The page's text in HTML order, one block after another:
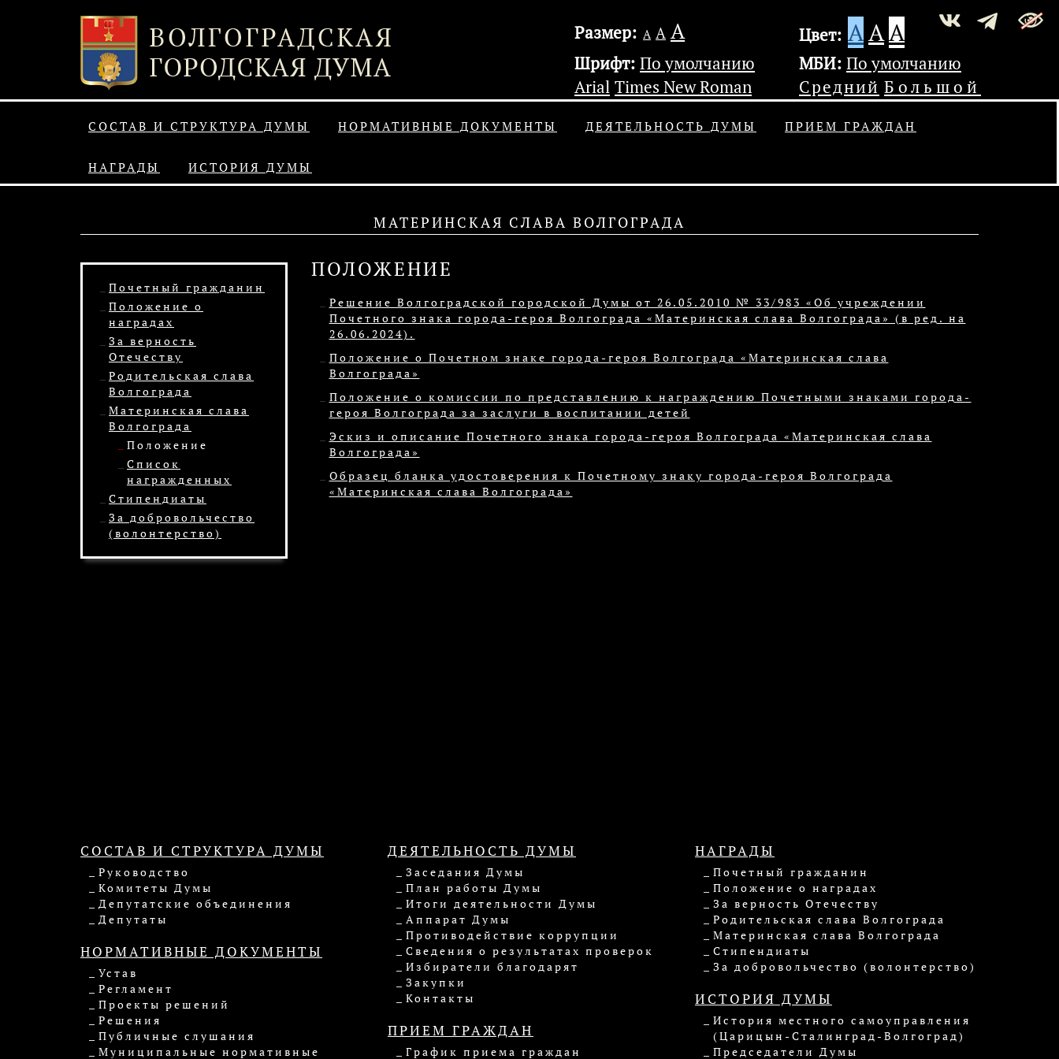
Размер: А А А Цвет: AAA
Шрифт: По умолчанию
Arial Times New Roman
МБИ: По умолчанию
Средний Большой
СОСТАВ И СТРУКТУРА ДУМЫ НОРМАТИВНЫЕ ДОКУМЕНТЫ ДЕЯТЕЛЬНОСТЬ ДУМЫ ПРИЕМ ГРАЖДАН
НАГРАДЫ ИСТОРИЯ ДУМЫ
МАТЕРИНСКАЯ СЛАВА ВОЛГОГРАДА
Почетный гражданин
Положение о
наградах
За верность
Отечеству
Родительская слава
Волгограда
Материнская слава
Волгограда
Положение
Список
награжденных
Стипендиаты
За добровольчество
(волонтерство)
ПОЛОЖЕНИЕ
Решение Волгоградской городской Думы от 26.05.2010 № 33/983 «Об учреждении
Почетного знака города-героя Волгограда «Материнская слава Волгограда» (в ред. на
26.06.2024).
Положение о Почетном знаке города-героя Волгограда «Материнская слава
Волгограда»
Положение о комиссии по представлению к награждению Почетными знаками города-
героя Волгограда за заслуги в воспитании детей
Эскиз и описание Почетного знака города-героя Волгограда «Материнская слава
Волгограда»
Образец бланка удостоверения к Почетному знаку города-героя Волгограда
«Материнская слава Волгограда»
СОСТАВ И СТРУКТУРА ДУМЫ
Руководство
Комитеты Думы
Депутатские объединения
Депутаты
НОРМАТИВНЫЕ ДОКУМЕНТЫ
Устав
Регламент
Проекты решений
Решения
Публичные слушания
Муниципальные нормативные
ДЕЯТЕЛЬНОСТЬ ДУМЫ
Заседания Думы
План работы Думы
Итоги деятельности Думы
Аппарат Думы
Противодействие коррупции
Сведения о результатах проверок
Избиратели благодарят
Закупки
Контакты
ПРИЕМ ГРАЖДАН
График приема граждан
НАГРАДЫ
Почетный гражданин
Положение о наградах
За верность Отечеству
Родительская слава Волгограда
Материнская слава Волгограда
Стипендиаты
За добровольчество (волонтерство)
ИСТОРИЯ ДУМЫ
История местного самоуправления
(Царицын-Сталинград-Волгоград)
Председатели Думы